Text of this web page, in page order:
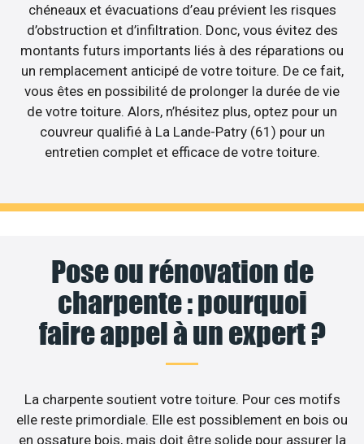
chéneaux et évacuations d’eau prévient les risques
d’obstruction et d’infiltration. Donc, vous évitez des
montants futurs importants liés à des réparations ou
un remplacement anticipé de votre toiture. De ce fait,
vous êtes en possibilité de prolonger la durée de vie
de votre toiture. Alors, n’hésitez plus, optez pour un
couvreur qualifié à La Lande-Patry (61) pour un
entretien complet et efficace de votre toiture.
Pose ou rénovation de
charpente : pourquoi
faire appel à un expert ?
La charpente soutient votre toiture. Pour ces motifs
elle reste primordiale. Elle est possiblement en bois ou
en ossature bois, mais doit être solide pour assurer la